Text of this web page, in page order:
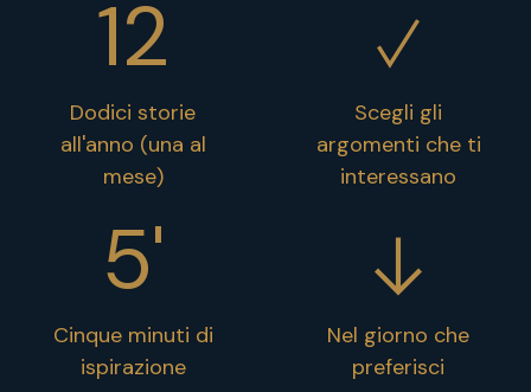
12
Dodici storie
all'anno (una al
mese)
Scegli gli
argomenti che ti
interessano
5'
Cinque minuti di
ispirazione
Nel giorno che
preferisci